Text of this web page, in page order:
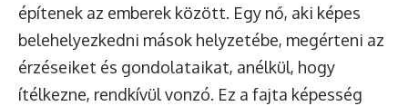
építenek az emberek között. Egy nő, aki képes
belehelyezkedni mások helyzetébe, megérteni az
érzéseiket és gondolataikat, anélkül, hogy
ítélkezne, rendkívül vonzó. Ez a fajta képesség